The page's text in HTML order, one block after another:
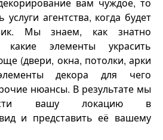
вам чуждое, то
агентства, когда будет
Мы знаем, как знатно
какие элементы украсить
(двери, окна, потолки, арки
декора для чего
нюансы. В результате мы
вашу локацию в
и представить её вашему